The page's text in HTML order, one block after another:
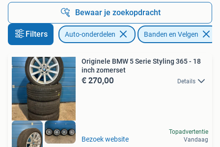
Bewaar je zoekopdracht
Filters Auto-onderdelen Banden en Velgen
Originele BMW 5 Serie Styling 365 - 18
inch zomerset
€ 270,00 Details
Bezoek website
Topadvertentie
Vandaag